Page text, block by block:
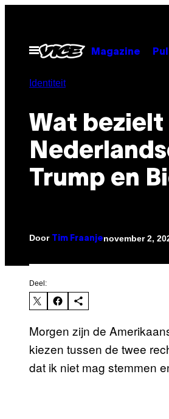
Open
menu
Magazine
Identiteit
Wat bezielt
Trump en
Door Tim Fraanjenovember 2,
Deel:
Morgen zijn de
kiezen tussen de twee
dat ik niet mag stemmen